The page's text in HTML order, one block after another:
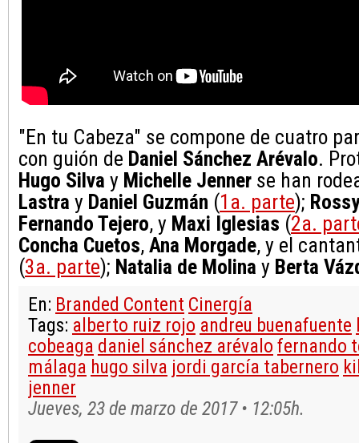
"En tu Cabeza" se compone de cuatro
con guión de Daniel Sánchez Arévalo.
Hugo Silva y Michelle Jenner se han
Lastra y Daniel Guzmán (1a. parte);
Fernando Tejero, y Maxi Iglesias (2a.
Concha Cuetos, Ana Morgade, y el
(3a. parte); Natalia de Molina y Berta
En: Branded Content Cinergía
Tags: alberto ruiz rojo andreu buenafuente
cobeaga daniel sánchez arévalo fernando
málaga hugo silva jordi garcía tabernero
jenner
Jueves, 23 de marzo de 2017 • 12:05h.